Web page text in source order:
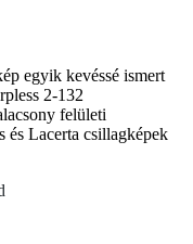
egyik kevéssé ismert
2-132
felületi
és Lacerta csillagképek